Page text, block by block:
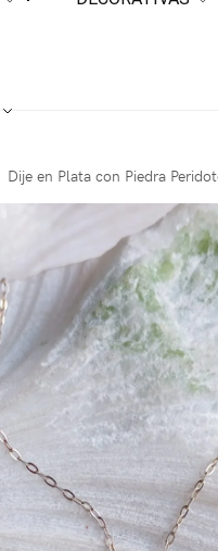
Dije en Plata con Piedra